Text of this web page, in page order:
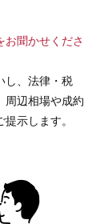
お聞かせくださ
し、法律・税
周辺相場や成約
示します。